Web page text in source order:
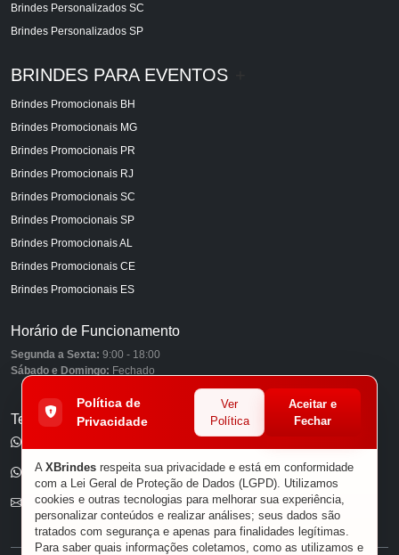
Brindes Personalizados SC
Brindes Personalizados SP
BRINDES PARA EVENTOS
Brindes Promocionais BH
Brindes Promocionais MG
Brindes Promocionais PR
Brindes Promocionais RJ
Brindes Promocionais SC
Brindes Promocionais SP
Brindes Promocionais AL
Brindes Promocionais CE
Brindes Promocionais ES
Horário de Funcionamento
Segunda a Sexta: 9:00 - 18:00
Sábado e Domingo: Fechado
Telefones
(11) 96585-7462
E-mail
Política de
Privacidade
Ver
Política
Aceitar e
Fechar
A XBrindes respeita sua privacidade e está em conformidade
com a Lei Geral de Proteção de Dados (LGPD). Utilizamos
cookies e outras tecnologias para melhorar sua experiência,
personalizar conteúdos e realizar análises; seus dados são
tratados com segurança e apenas para finalidades legítimas.
Para saber quais informações coletamos, como as utilizamos e